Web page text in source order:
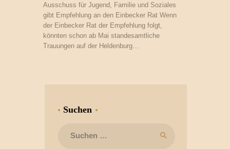
Ausschuss für Jugend, Familie und Soziales
gibt Empfehlung an den Einbecker Rat Wenn
der Einbecker Rat der Empfehlung folgt,
könnten schon ab Mai standesamtliche
Trauungen auf der Heldenburg…
Suchen
nach: